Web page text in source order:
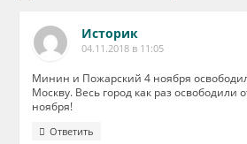
Историк
04.11.2018 в 11:05
Минин и Пожарский 4 ноября
Москву. Весь город как раз освободили
ноября!
Ответить